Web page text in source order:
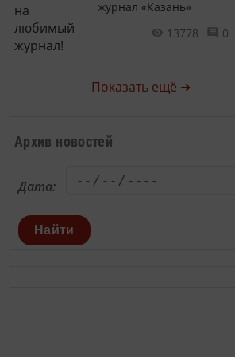
журнал «Казань»
13778
0
Показать ещё ➜
Архив новостей
Дата:
Найти